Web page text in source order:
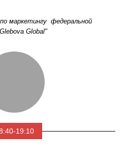
19:10
маркетингу федеральной
Global"